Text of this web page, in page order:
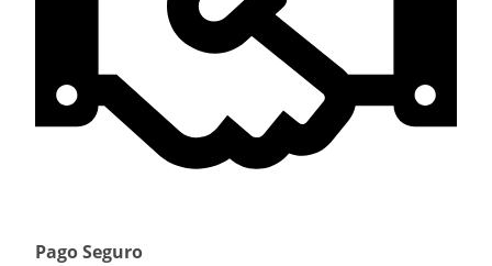
Pago Seguro